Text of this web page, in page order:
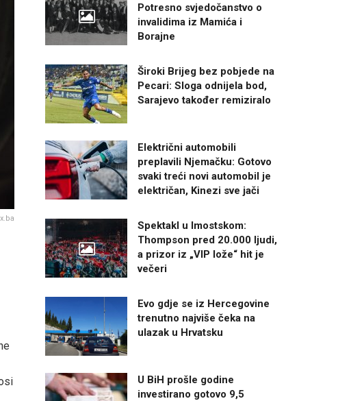
Potresno svjedočanstvo o
invalidima iz Mamića i
Borajne
Široki Brijeg bez pobjede na
Pecari: Sloga odnijela bod,
Sarajevo također remiziralo
Električni automobili
preplavili Njemačku: Gotovo
svaki treći novi automobil je
električan, Kinezi sve jači
Spektakl u Imostskom:
Thompson pred 20.000 ljudi,
a prizor iz „VIP lože“ hit je
večeri
Evo gdje se iz Hercegovine
trenutno najviše čeka na
ulazak u Hrvatsku
U BiH prošle godine
investirano gotovo 9,5